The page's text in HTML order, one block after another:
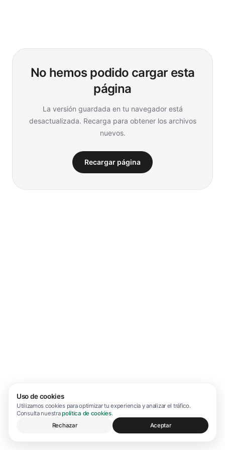
Uso de cookies
Utilizamos cookies para optimizar tu experiencia y analizar el tráfico.
Consulta nuestrapolítica de cookies.
Rechazar
Aceptar
No hemos podido cargar esta
página
La versión guardada en tu navegador está
desactualizada. Recarga para obtener los archivos
nuevos.
Recargar página